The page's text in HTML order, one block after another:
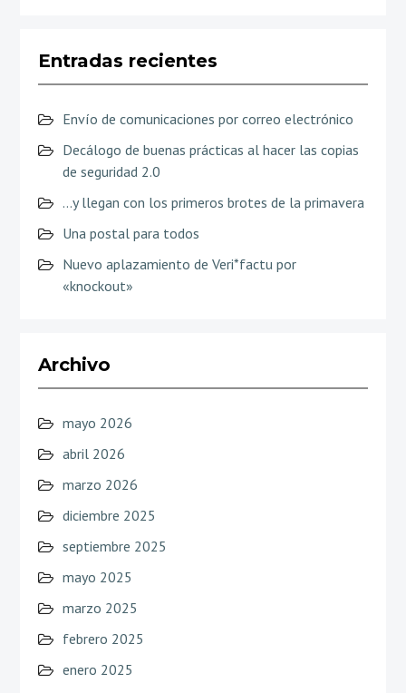
Entradas recientes
Envío de comunicaciones por correo electrónico
Decálogo de buenas prácticas al hacer las copias
de seguridad 2.0
…y llegan con los primeros brotes de la primavera
Una postal para todos
Nuevo aplazamiento de Veri*factu por
«knockout»
Archivo
mayo 2026
abril 2026
marzo 2026
diciembre 2025
septiembre 2025
mayo 2025
marzo 2025
febrero 2025
enero 2025